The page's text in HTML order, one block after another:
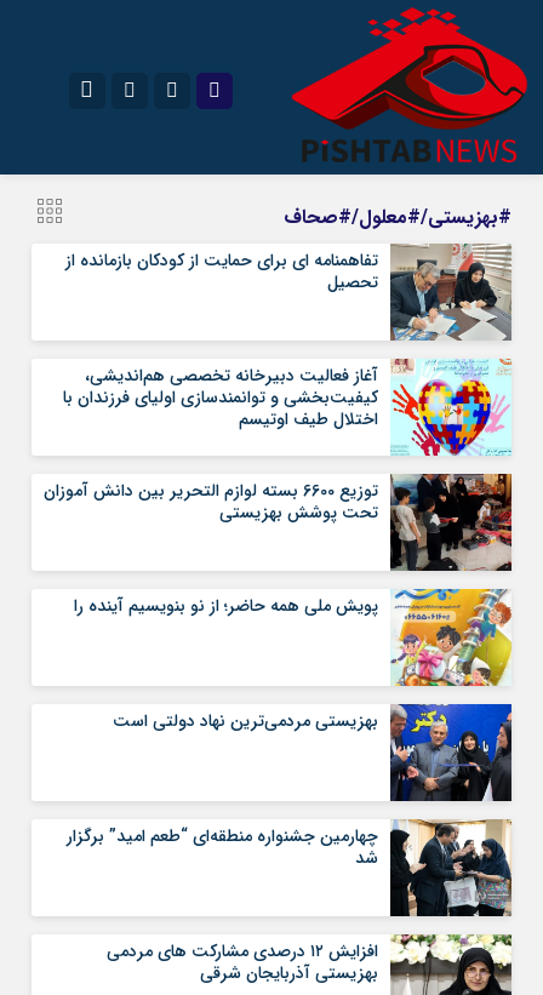
سروش
آپارات
رمز عبور
مرا به خاطر بسپار
#بهزیستی/#معلول/#صحاف
تفاهمنامه ای برای حمایت از کودکان بازمانده از
تحصیل
آغاز فعالیت دبیرخانه تخصصی هم‌اندیشی،
کیفیت‌بخشی و توانمندسازی اولیای فرزندان با
اختلال طیف اوتیسم
توزیع 6600 بسته لوازم التحریر بین دانش آموزان
تحت پوشش بهزیستی
پویش ملی همه حاضر؛ از نو بنویسیم آینده را
بهزیستی مردمی‌ترین نهاد دولتی است
چهارمین جشنواره منطقه‌ای “طعم امید” برگزار
شد
افزایش ۱۲ درصدی مشارکت های مردمی
بهزیستی آذربایجان شرقی